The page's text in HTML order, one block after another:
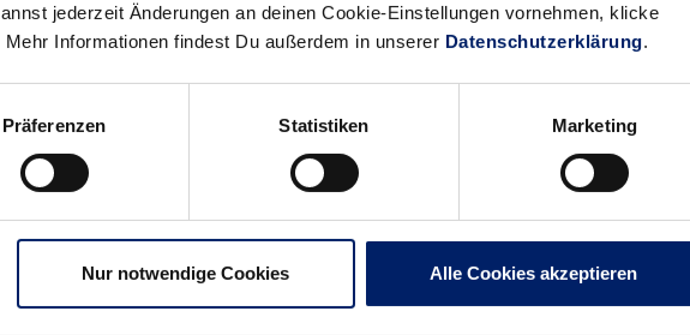
jederzeit Änderungen an deinen Cookie-Einstellungen vornehmen, klicke
Informationen findest Du außerdem in unserer Datenschutzerklärung.
Präferenzen Statistiken Marketing
Nur notwendige Cookies Alle Cookies akzeptieren